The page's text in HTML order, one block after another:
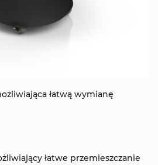
łatwą wymianę
łatwe przemieszczanie